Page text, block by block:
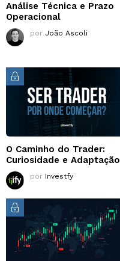
Análise Técnica e Prazo
Operacional
por João Ascoli
O Caminho do Trader:
Curiosidade e Adaptação
por Investfy